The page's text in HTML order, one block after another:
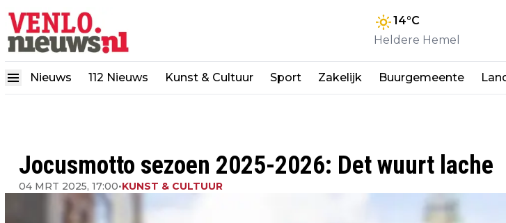
14°C
Heldere Hemel
Nieuws 112 Nieuws Kunst & Cultuur Sport Zakelijk Buurgemeente
Jocusmotto sezoen 2025-2026: Det wuurt lache
04 MRT 2025, 17:00•KUNST & CULTUUR